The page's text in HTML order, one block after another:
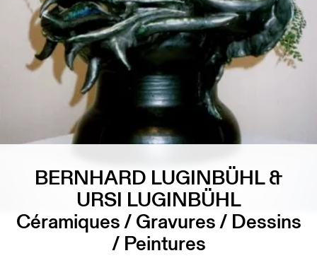
BERNHARD LUGINBÜHL &
URSI LUGINBÜHL
Céramiques / Gravures / Dessins
/ Peintures